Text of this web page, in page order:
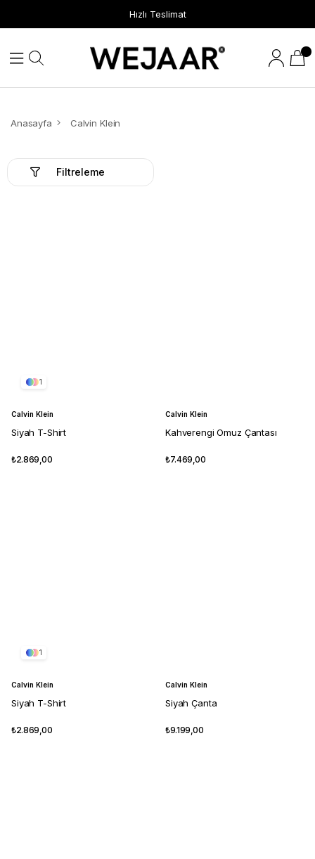
Hızlı Teslimat
Anasayfa Calvin Klein
Filtreleme
1
Calvin Klein
Siyah T-Shirt
₺2.869,00
Calvin Klein
Kahverengi Omuz Çantası
₺7.469,00
1
Calvin Klein
Siyah T-Shirt
₺2.869,00
Calvin Klein
Siyah Çanta
₺9.199,00